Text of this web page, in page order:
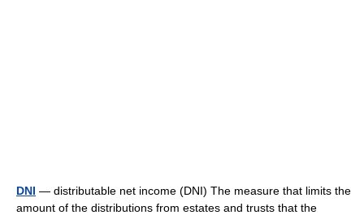
DNI — distributable net income (DNI) The measure that limits the
amount of the distributions from estates and trusts that the